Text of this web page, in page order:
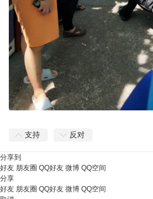
支持 反对
分享到
好友 朋友圈 QQ好友 微博 QQ空间
分享
好友 朋友圈 QQ好友 微博 QQ空间